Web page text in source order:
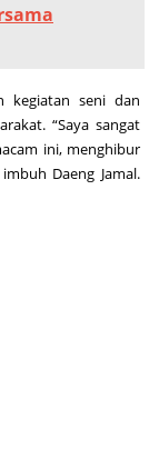
kegiatan seni dan
“Saya sangat
ini, menghibur
Daeng Jamal.